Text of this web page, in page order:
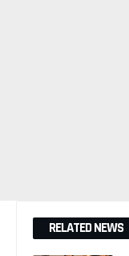
RELATED NEWS